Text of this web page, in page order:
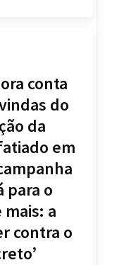
conta
do
da
em
para o
a
contra o